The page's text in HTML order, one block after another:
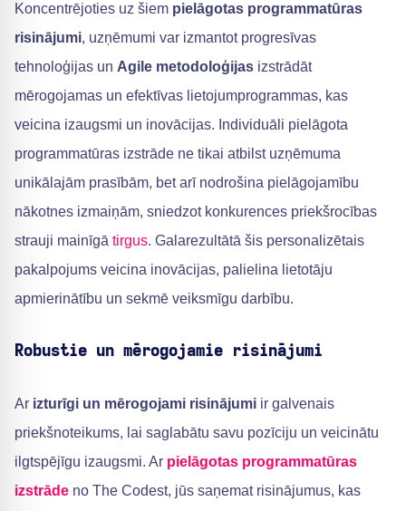
Koncentrējoties uz šiem pielāgotas programmatūras
risinājumi, uzņēmumi var izmantot progresīvas
tehnoloģijas un Agile metodoloģijas izstrādāt
mērogojamas un efektīvas lietojumprogrammas, kas
veicina izaugsmi un inovācijas. Individuāli pielāgota
programmatūras izstrāde ne tikai atbilst uzņēmuma
unikālajām prasībām, bet arī nodrošina pielāgojamību
nākotnes izmaiņām, sniedzot konkurences priekšrocības
strauji mainīgā tirgus. Galarezultātā šis personalizētais
pakalpojums veicina inovācijas, palielina lietotāju
apmierinātību un sekmē veiksmīgu darbību.
Robustie un mērogojamie risinājumi
Ar izturīgi un mērogojami risinājumi ir galvenais
priekšnoteikums, lai saglabātu savu pozīciju un veicinātu
ilgtspējīgu izaugsmi. Ar pielāgotas programmatūras
izstrāde no The Codest, jūs saņemat risinājumus, kas